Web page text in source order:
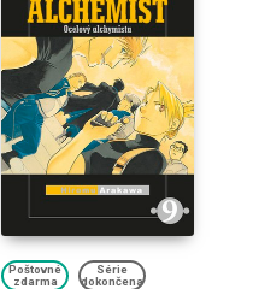
Poštovné
zdarma
Série
dokončena